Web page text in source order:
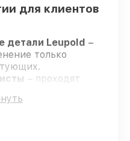
для клиентов
детали Leupold –
только
– проходят
работ.